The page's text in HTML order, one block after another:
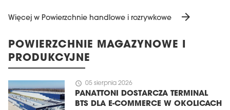
Więcej w Powierzchnie handlowe i rozrywkowe arrow_forward
POWIERZCHNIE MAGAZYNOWE I
PRODUKCYJNE
schedule 05 sierpnia 2026
PANATTONI DOSTARCZA TERMINAL
BTS DLA E-COMMERCE W OKOLICACH